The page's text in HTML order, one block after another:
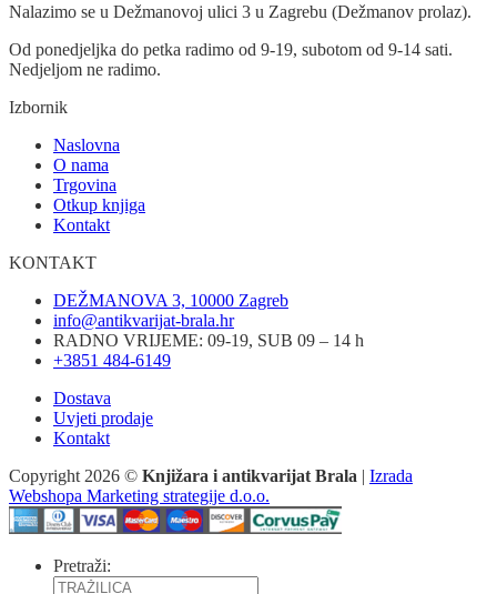
Nalazimo se u Dežmanovoj ulici 3 u Zagrebu (Dežmanov prolaz).
Od ponedjeljka do petka radimo od 9-19, subotom od 9-14 sati.
Nedjeljom ne radimo.
Izbornik
Naslovna
O nama
Trgovina
Otkup knjiga
Kontakt
KONTAKT
DEŽMANOVA 3, 10000 Zagreb
info@antikvarijat-brala.hr
RADNO VRIJEME: 09-19, SUB 09 – 14 h
+3851 484-6149
Dostava
Uvjeti prodaje
Kontakt
Copyright 2026 © Knjižara i antikvarijat Brala | Izrada
Webshopa Marketing strategije d.o.o.
Pretraži: